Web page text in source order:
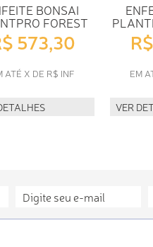
BONSAI
FOREST
573,30
ATÉ X DE R$ INF EM
VER